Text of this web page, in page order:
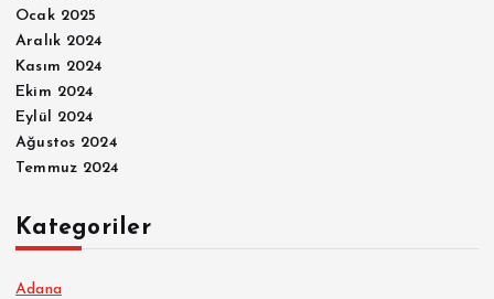
Ocak 2025
Aralık 2024
Kasım 2024
Ekim 2024
Eylül 2024
Ağustos 2024
Temmuz 2024
Kategoriler
Adana